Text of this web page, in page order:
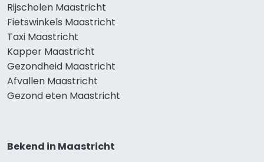
Rijscholen Maastricht
Fietswinkels Maastricht
Taxi Maastricht
Kapper Maastricht
Gezondheid Maastricht
Afvallen Maastricht
Gezond eten Maastricht
Bekend in Maastricht